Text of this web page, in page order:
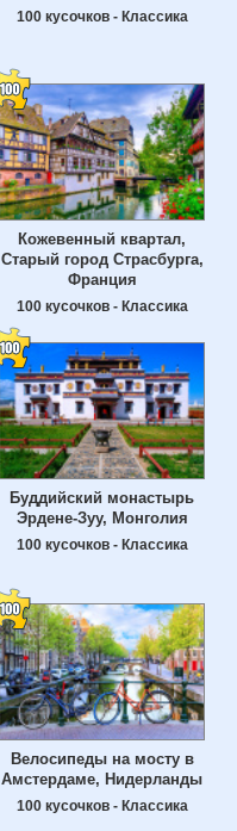
100 кусочков - Классика
Кожевенный квартал,
Старый город Страсбурга,
Франция
100 кусочков - Классика
Буддийский монастырь
Эрдене-Зуу, Монголия
100 кусочков - Классика
Велосипеды на мосту в
Амстердаме, Нидерланды
100 кусочков - Классика